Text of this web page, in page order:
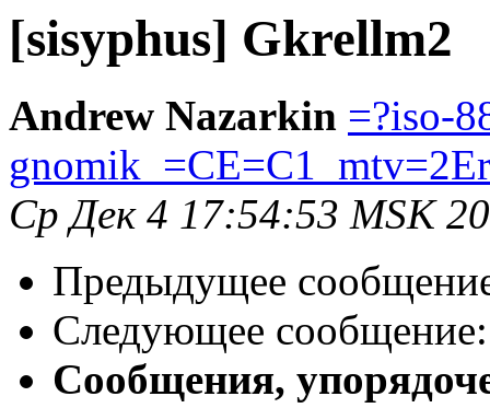
[sisyphus] Gkrellm2
Andrew Nazarkin =?iso-
Ср Дек 4 17:54:53 MSK
Предыдущее
Следующее
Сообщения,